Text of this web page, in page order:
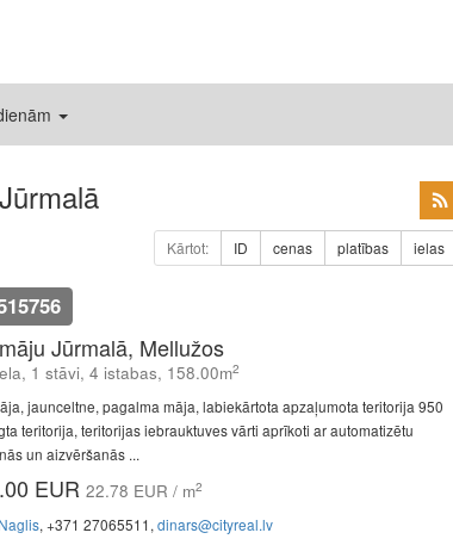
Kārtot: ID cenas platības ielas
Jūrmalā, Mellužos
1 stāvi, 4 istabas, 158.00m2
jaunceltne, pagalma māja, labiekārtota apzaļumota teritorija 950
teritorija, teritorijas iebrauktuves vārti aprīkoti ar automatizētu
un aizvēršanās ...
EUR 22.78 EUR / m2
, +371 27065511, dinars@cityreal.lv